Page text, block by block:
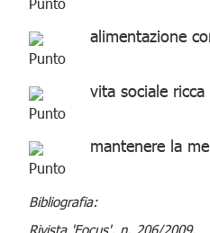
alimentazione
vita sociale
mantenere la
Bibliografia:
Rivista 'Focus', n. 206/2009.